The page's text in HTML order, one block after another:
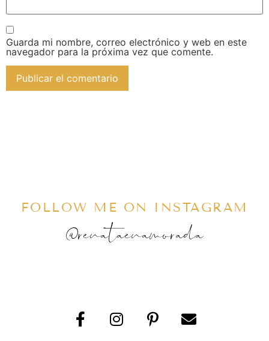
Guarda mi nombre, correo electrónico y web en este
navegador para la próxima vez que comente.
FOLLOW ME ON INSTAGRAM
@renataenamorada